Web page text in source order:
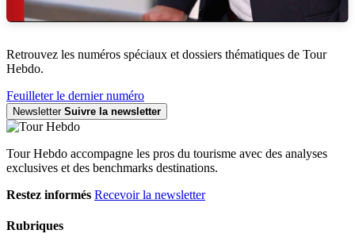
Retrouvez les numéros spéciaux et dossiers thématiques de Tour
Hebdo.
Feuilleter le dernier numéro
Newsletter Suivre la newsletter
Tour Hebdo accompagne les pros du tourisme avec des analyses
exclusives et des benchmarks destinations.
Restez informés Recevoir la newsletter
Rubriques